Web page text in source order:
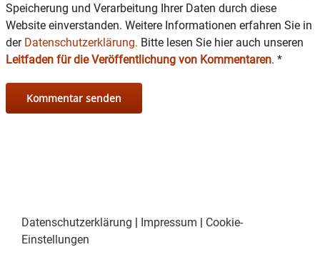
Speicherung und Verarbeitung Ihrer Daten durch diese
Website einverstanden. Weitere Informationen erfahren Sie in
der Datenschutzerklärung. Bitte lesen Sie hier auch unseren
Leitfaden für die Veröffentlichung von Kommentaren. *
Datenschutzerklärung | Impressum | Cookie-
Einstellungen